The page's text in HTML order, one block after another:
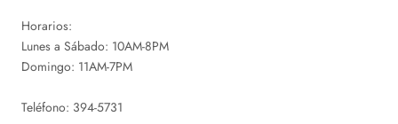
Horarios:
Lunes a Sábado: 10AM-8PM
Domingo: 11AM-7PM
Teléfono: 394-5731